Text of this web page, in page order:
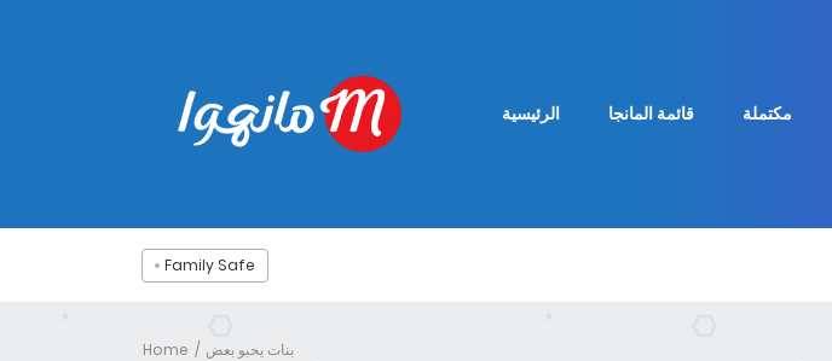
الرئيسية قائمة المانجا مكتملة
Family Safe
Home بنات يحبو بعض